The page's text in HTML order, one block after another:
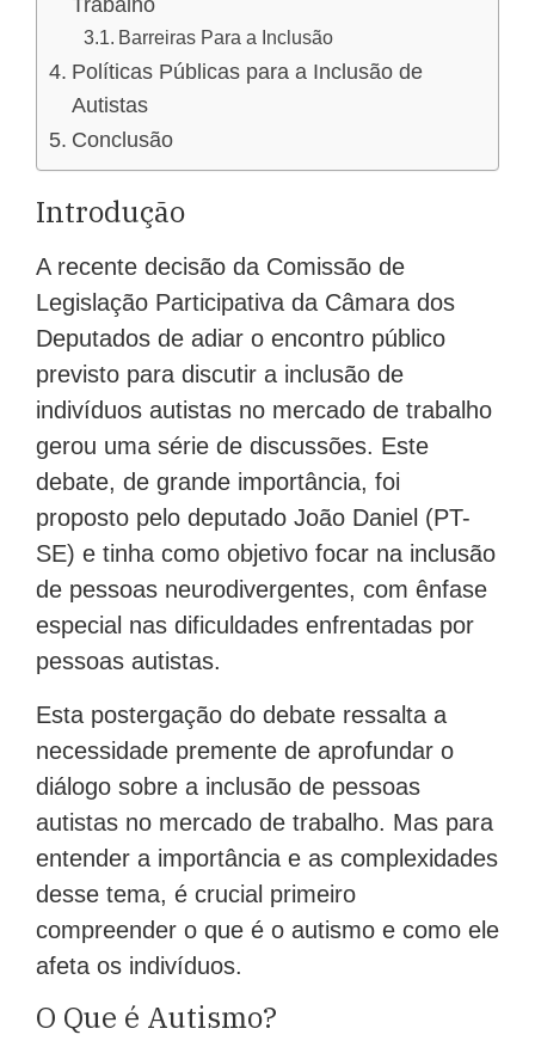
Trabalho
Barreiras Para a Inclusão
Políticas Públicas para a Inclusão de
Autistas
Conclusão
Introdução
A recente decisão da Comissão de
Legislação Participativa da Câmara dos
Deputados de adiar o encontro público
previsto para discutir a inclusão de
indivíduos autistas no mercado de trabalho
gerou uma série de discussões. Este
debate, de grande importância, foi
proposto pelo deputado João Daniel (PT-
SE) e tinha como objetivo focar na inclusão
de pessoas neurodivergentes, com ênfase
especial nas dificuldades enfrentadas por
pessoas autistas.
Esta postergação do debate ressalta a
necessidade premente de aprofundar o
diálogo sobre a inclusão de pessoas
autistas no mercado de trabalho. Mas para
entender a importância e as complexidades
desse tema, é crucial primeiro
compreender o que é o autismo e como ele
afeta os indivíduos.
O Que é Autismo?